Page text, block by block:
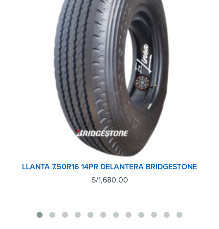
LLANTA 7.50R16 14PR DELANTERA BRIDGESTONE
S/1,680.00